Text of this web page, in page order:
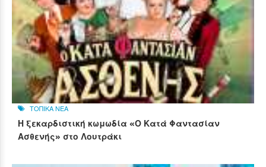
ΤΟΠΙΚΑ ΝΕΑ
Η ξεκαρδιστική κωμωδία «Ο Κατά Φαντασίαν
Ασθενής» στο Λουτράκι